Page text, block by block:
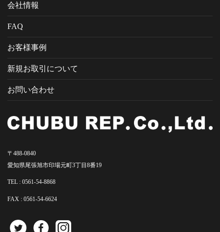
会社情報
FAQ
お客様事例
新規お取引について
お問い合わせ
〒488-0840
愛知県尾張旭市印場元町3丁目8番19
TEL : 0561-54-8868
FAX : 0561-54-6624